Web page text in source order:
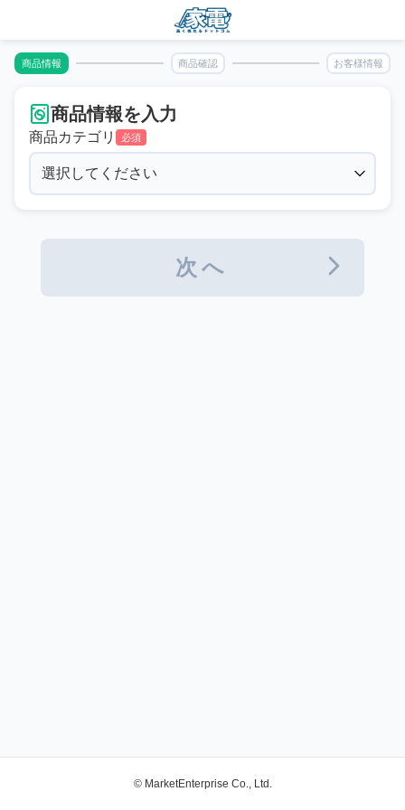
商品情報 商品確認 お客様情報
商品情報を入力
商品カテゴリ 必須
次へ
© MarketEnterprise Co., Ltd.